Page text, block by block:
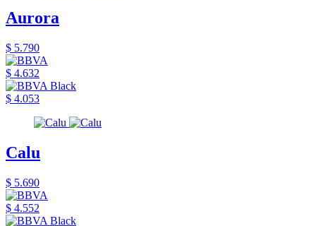
Aurora
$ 5.790
$ 4.632
$ 4.053
Calu
$ 5.690
$ 4.552